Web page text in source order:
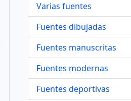
Varias fuentes
Fuentes dibujadas
Fuentes manuscritas
Fuentes modernas
Fuentes deportivas